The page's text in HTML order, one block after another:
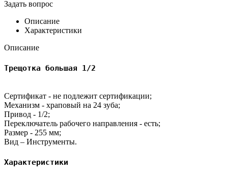
Задать вопрос
Описание
Характеристики
Описание
Трещотка большая 1/2
Сертификат - не подлежит сертификации;
Механизм - храповый на 24 зуба;
Привод - 1/2;
Переключатель рабочего направления - есть;
Размер - 255 мм;
Вид – Инструменты.
Характеристики